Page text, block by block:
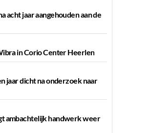
acht jaar aangehouden aan de
in Corio Center Heerlen
jaar dicht na onderzoek naar
ambachtelijk handwerk weer